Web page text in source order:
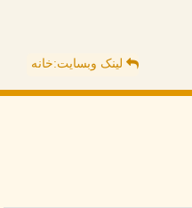
لینک وبسایت:خانه